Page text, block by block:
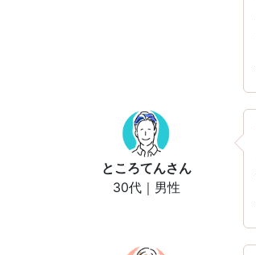
ところてんさん
30代｜男性